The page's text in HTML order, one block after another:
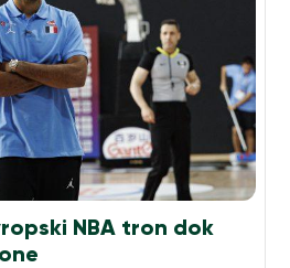
NBA tron dok